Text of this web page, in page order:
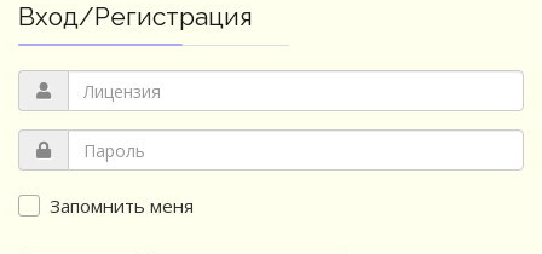
Вход/Регистрация
Запомнить меня